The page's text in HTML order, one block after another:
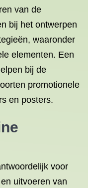
van de
bij het ontwerpen
waaronder
elementen. Een
bij de
promotionele
en posters.
voor
uitvoeren van